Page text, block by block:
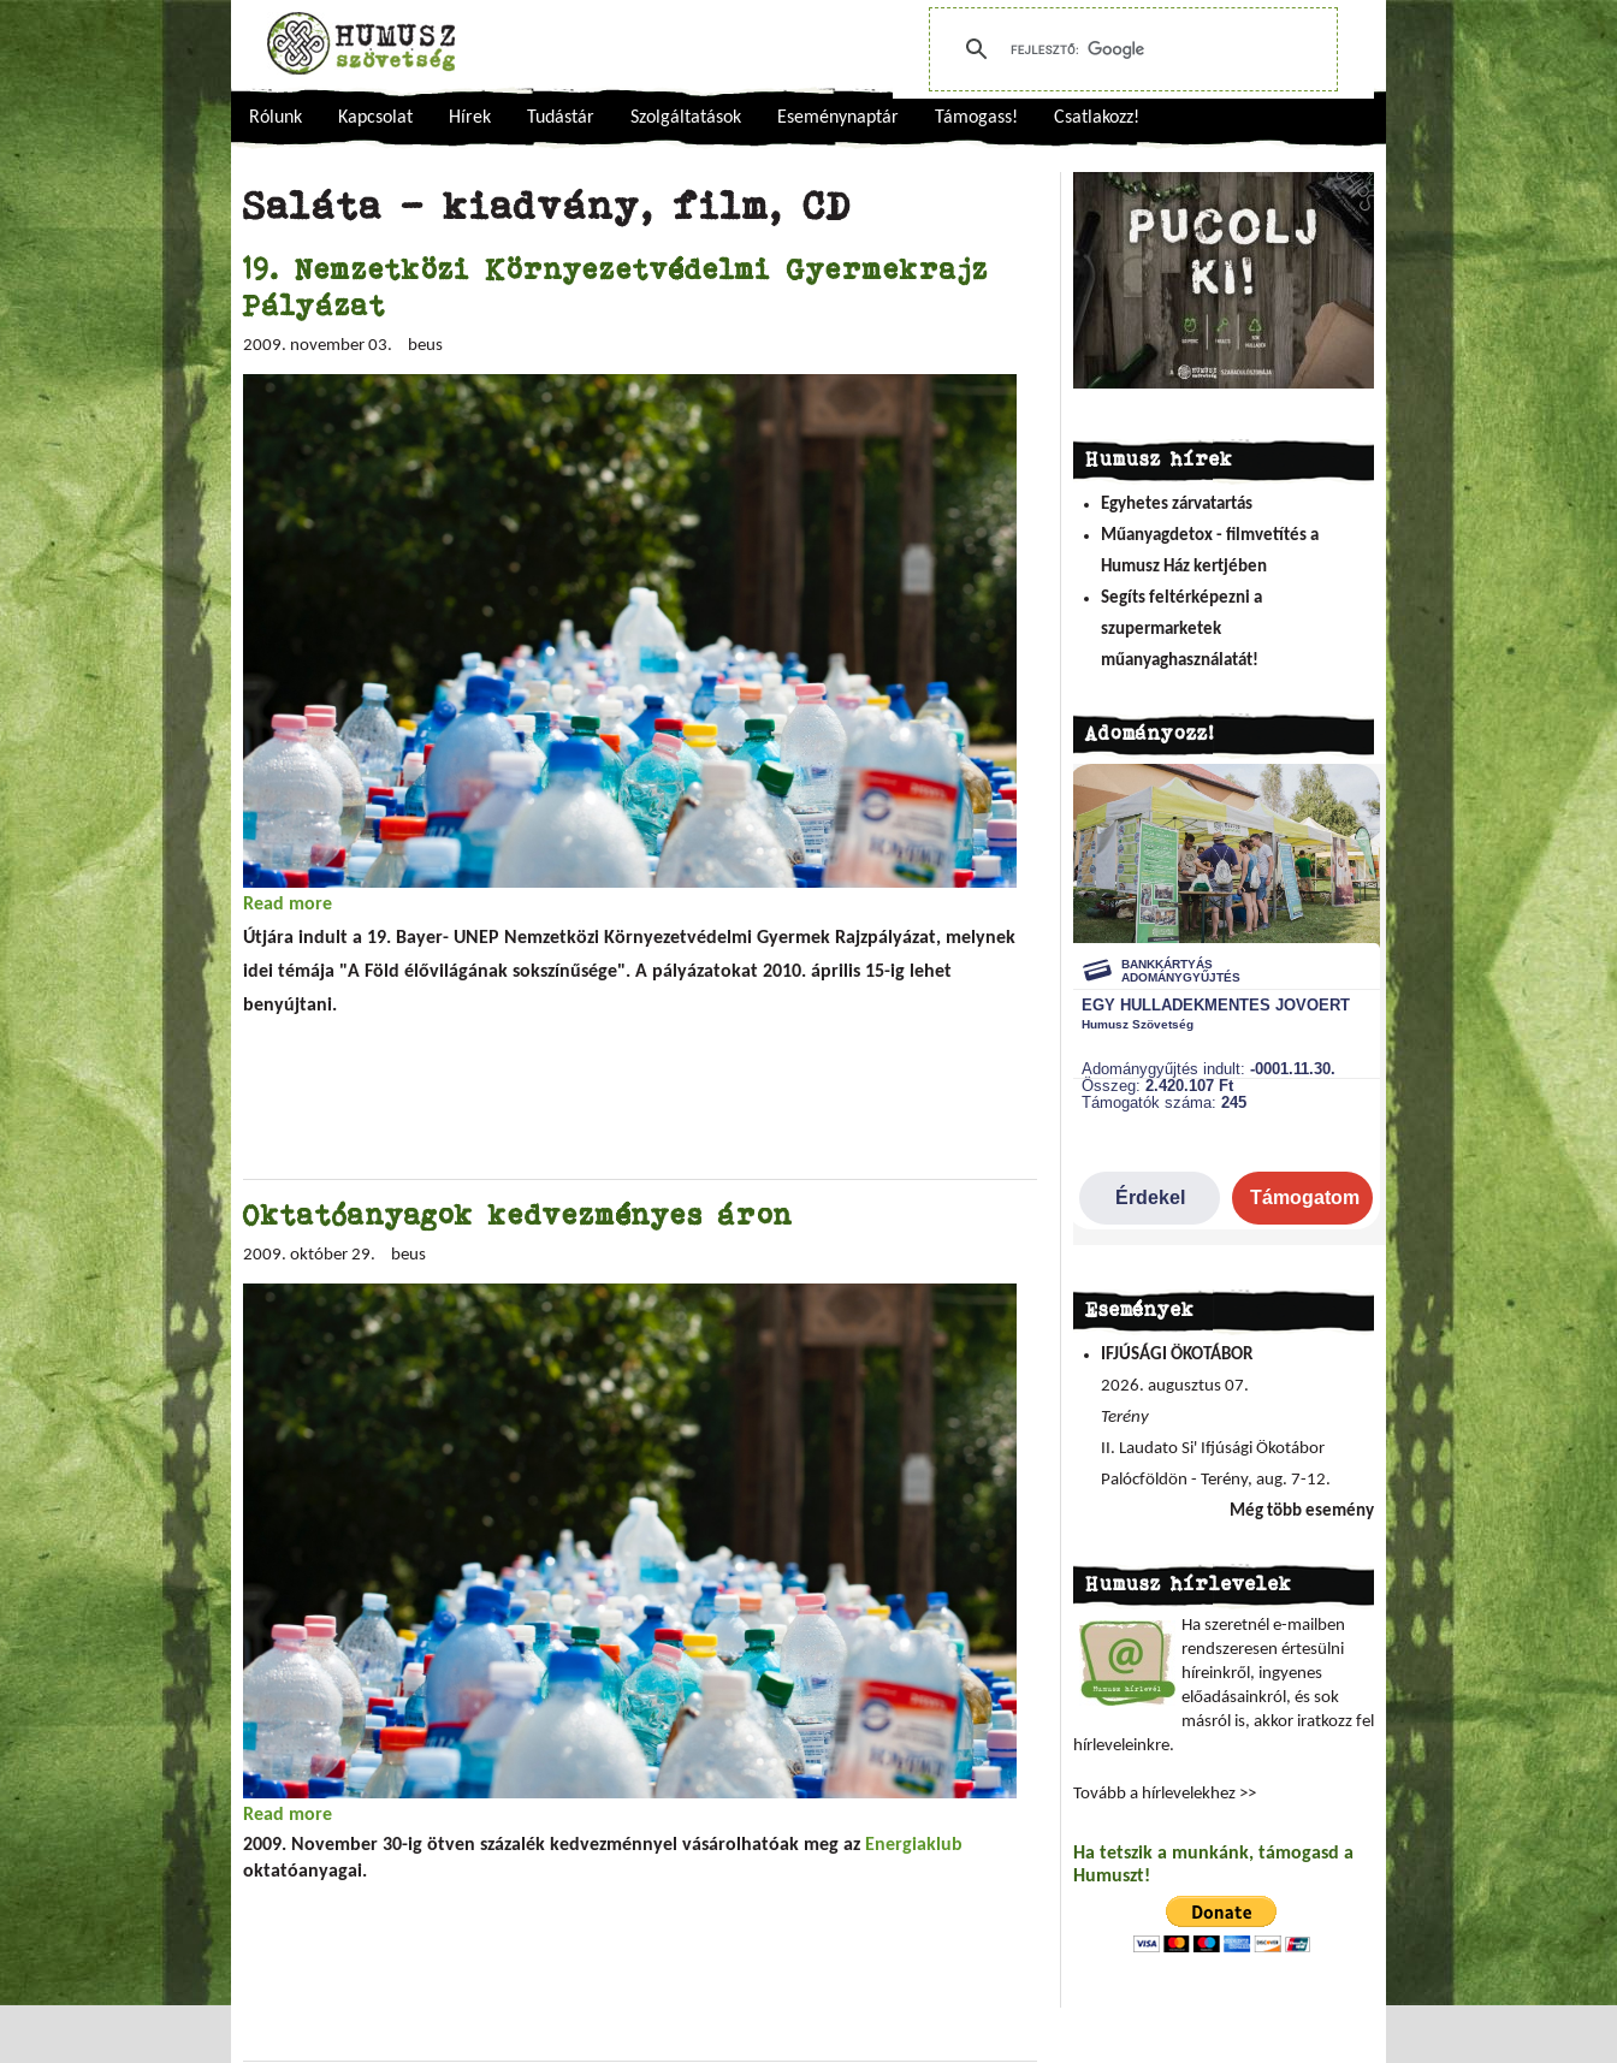
Rólunk Kapcsolat Hírek Tudástár Szolgáltatások Eseménynaptár Támogass! Csatlakozz!
Saláta - kiadvány, film, CD
19. Nemzetközi Környezetvédelmi Gyermekrajz
Pályázat
2009. november 03. beus
Read more
Útjára indult a 19. Bayer- UNEP Nemzetközi Környezetvédelmi Gyermek Rajzpályázat, melynek
idei témája "A Föld élővilágának sokszínűsége". A pályázatokat 2010. április 15-ig lehet
benyújtani.
Oktatóanyagok kedvezményes áron
2009. október 29. beus
Read more
2009. November 30-ig ötven százalék kedvezménnyel vásárolhatóak meg az Energiaklub
oktatóanyagai.
Humusz hírek
Egyhetes zárvatartás
Műanyagdetox - filmvetítés a
Humusz Ház kertjében
Segíts feltérképezni a
szupermarketek
műanyaghasználatát!
Adományozz!
Események
IFJÚSÁGI ÖKOTÁBOR
2026. augusztus 07.
Terény
II. Laudato Si' Ifjúsági Ökotábor
Palócföldön - Terény, aug. 7-12.
Még több esemény
Humusz hírlevelek
Ha szeretnél e-mailben
rendszeresen értesülni
híreinkről, ingyenes
előadásainkról, és sok
másról is, akkor iratkozz fel
hírleveleinkre.
Tovább a hírlevelekhez >>
Ha tetszik a munkánk, támogasd a
Humuszt!